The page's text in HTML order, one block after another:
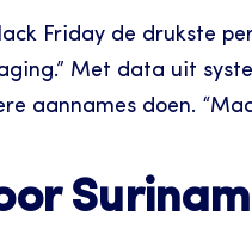
Friday de drukste
Met data uit
aannames doen.